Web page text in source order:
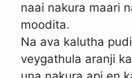
naai nakura maari
moodita.
Na ava kalutha
veygathula aranji